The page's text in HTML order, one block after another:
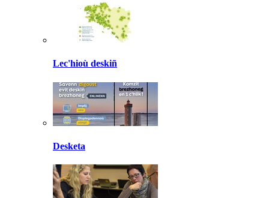
Lec'hioù deskiñ
Desketa